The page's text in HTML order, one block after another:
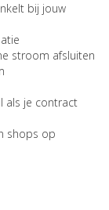
bij jouw
stroom afsluiten
als je contract
shops op